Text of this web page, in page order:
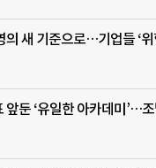
의 새 기준으로…기업들 ‘
앞둔 ‘유일한 아카데미’…